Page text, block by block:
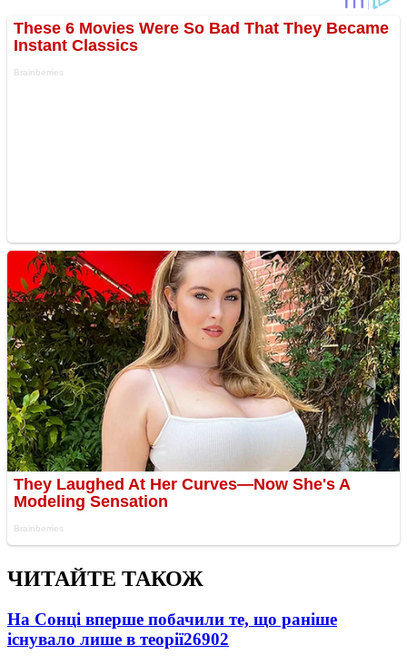
ЧИТАЙТЕ ТАКОЖ
На Сонці вперше побачили те, що раніше
існувало лише в теорії26902